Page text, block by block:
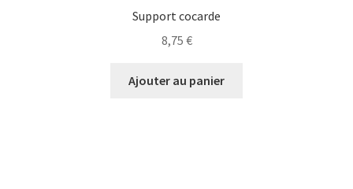
Support cocarde
8,75 €
Ajouter au panier